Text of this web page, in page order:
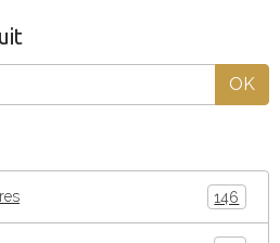
OK
146